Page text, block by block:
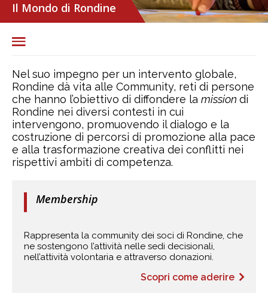
Il Mondo di Rondine
Nel suo impegno per un intervento globale,
Rondine dà vita alle Community, reti di persone
che hanno l’obiettivo di diffondere la mission di
Rondine nei diversi contesti in cui
intervengono, promuovendo il dialogo e la
costruzione di percorsi di promozione alla pace
e alla trasformazione creativa dei conflitti nei
rispettivi ambiti di competenza.
Membership
Rappresenta la community dei soci di Rondine, che
ne sostengono l’attività nelle sedi decisionali,
nell’attività volontaria e attraverso donazioni.
Scopri come aderire